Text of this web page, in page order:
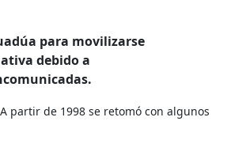
para movilizarse
debido a
partir de 1998 se retomó con algunos